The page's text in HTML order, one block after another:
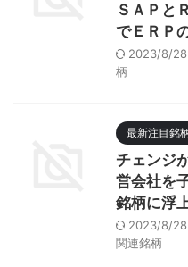
ＳＡＰと
でＥＲＰ
2023/8/28
柄
最新注目銘
チェンジ
営会社を
銘柄に浮
2023/8/28
関連銘柄